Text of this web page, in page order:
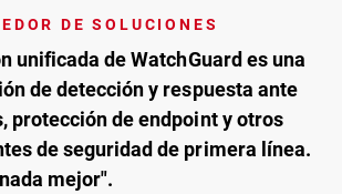
DE SOLUCIONES
unificada de WatchGuard es una
de detección y respuesta ante
protección de endpoint y otros
de seguridad de primera línea.
mejor".